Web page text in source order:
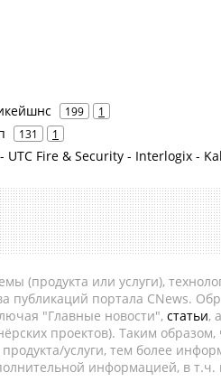
199 1
131 1
UTC Fire & Security - Interlogix -
(продукта или услуги),
публикаций портала CNews.
"Главные новости", статьи,
проектов). Таким
услуги, тем более
информацией, в